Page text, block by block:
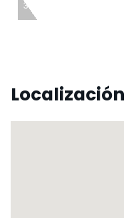
31
Localización